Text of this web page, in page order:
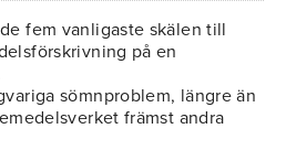
fem vanligaste skälen till
på en
sömnproblem, längre än
främst andra